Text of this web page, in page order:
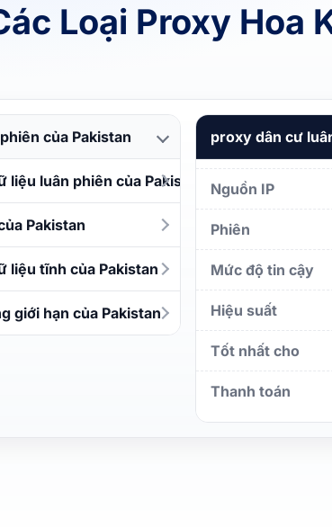
Loại Proxy Hoa
của Pakistan
luân phiên của Pakistan
Pakistan
liệu tĩnh của Pakistan
giới hạn của Pakistan
proxy dân cư
Nguồn IP
Phiên
Mức độ tin cậy
Hiệu suất
Tốt nhất cho
Thanh toán